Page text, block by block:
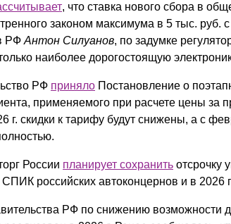
, что ставка нового сбора в
законом максимума в 5 тыс. руб.
РФ Антон Силуанов, по задумке
наиболее дорогостоящую
РФ приняло Постановление о
применяемого при расчете цены за
г. скидки к тарифу будут снижены, а с
России планирует сохранить отсрочку
российских автоконцернов и в 2026
РФ по снижению возможности